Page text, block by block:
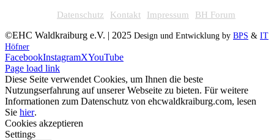
Datenschutz Kontakt Impressum BH Forum
©EHC Waldkraiburg e.V. | 2025 Design und Entwicklung by BPS & IT
Höfner
FacebookInstagramXYouTube
Page load link
Diese Seite verwendet Cookies, um Ihnen die beste
Nutzungserfahrung auf unserer Webseite zu bieten. Für weitere
Informationen zum Datenschutz von ehcwaldkraiburg.com, lesen
Sie hier.
Cookies akzeptieren
Settings